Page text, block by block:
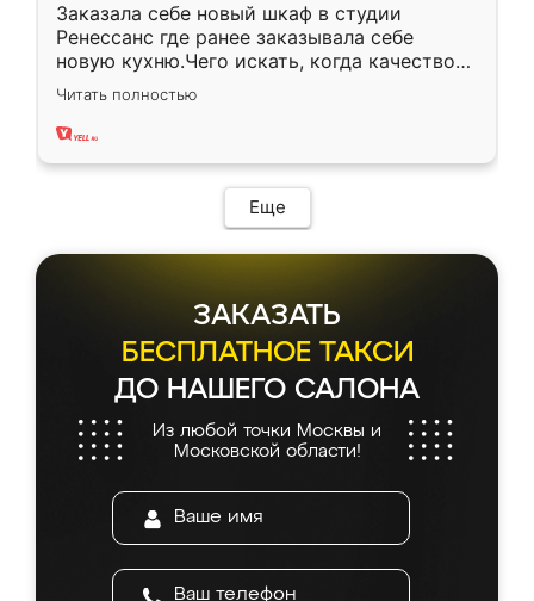
Заказала себе новый шкаф в студии
Ренессанс где ранее заказывала себе
новую кухню.Чего искать, когда качеством
вполне довольна. Служит кухня уже почти
два года, нареканий нет.
Читать полностью
Еще
ЗАКАЗАТЬ
БЕСПЛАТНОЕ ТАКСИ
ДО НАШЕГО САЛОНА
Из любой точки Москвы и
Московской области!